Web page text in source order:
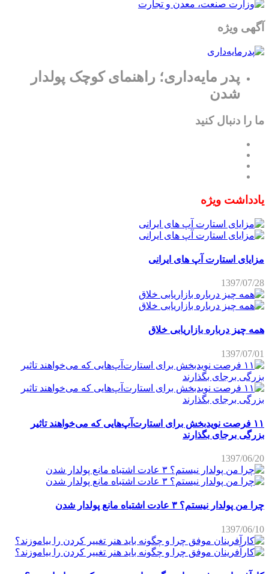
آگهی ویژه
پدر مایه‌داری؛ راهنمای کوچک پولدار
شدن
ما را دنبال کنید
یادداشت ویژه
مزایای استارت آپ های ایرانی
1397/07/28
همه چیز درباره بازاریابی خلاق
1397/07/01
۱۱ فرصت نویدبخش برای استارت‌آپ‌هایی که می‌خواهند تاثیر
بزرگی برجای بگذارند
1397/06/20
چرا من پولدار نیستم؟ ۳ عادت اشتباه مانع پولدار شدن
1397/06/10